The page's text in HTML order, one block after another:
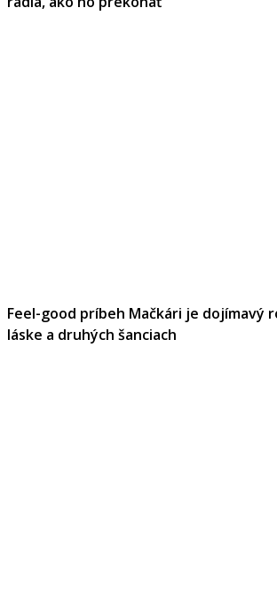
Feel-good príbeh Mačkári je dojímavý
láske a druhých šanciach